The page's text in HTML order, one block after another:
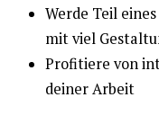
Werde Teil
mit viel
Profitiere von
deiner Arbeit